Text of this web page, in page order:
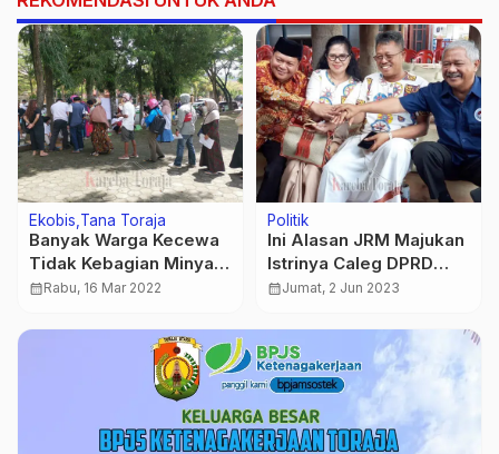
Ekobis Tana Toraja
Banyak Warga Kecewa
Tidak Kebagian Minyak
Goreng Saat Operasi
calendar_monthRabu, 16 Mar 2022
Politik
Ini Alasan JRM Majukan
Istrinya Caleg DPRD
Sulsel
calendar_monthJumat, 2 Jun 2023